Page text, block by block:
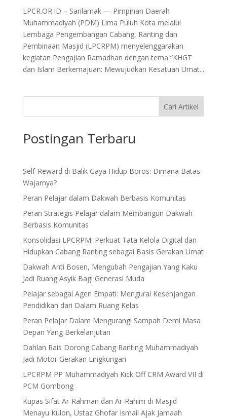
LPCR.OR.ID – Sarilamak — Pimpinan Daerah
Muhammadiyah (PDM) Lima Puluh Kota melalui
Lembaga Pengembangan Cabang, Ranting dan
Pembinaan Masjid (LPCRPM) menyelenggarakan
kegiatan Pengajian Ramadhan dengan tema “KHGT
dan Islam Berkemajuan: Mewujudkan Kesatuan Umat...
Cari Artikel
Postingan Terbaru
Self-Reward di Balik Gaya Hidup Boros: Dimana Batas
Wajarnya?
Peran Pelajar dalam Dakwah Berbasis Komunitas
Peran Strategis Pelajar dalam Membangun Dakwah
Berbasis Komunitas
Konsolidasi LPCRPM: Perkuat Tata Kelola Digital dan
Hidupkan Cabang Ranting sebagai Basis Gerakan Umat
Dakwah Anti Bosen, Mengubah Pengajian Yang Kaku
Jadi Ruang Asyik Bagi Generasi Muda
Pelajar sebagai Agen Empati: Mengurai Kesenjangan
Pendidikan dari Dalam Ruang Kelas
Peran Pelajar Dalam Mengurangi Sampah Demi Masa
Depan Yang Berkelanjutan
Dahlan Rais Dorong Cabang Ranting Muhammadiyah
Jadi Motor Gerakan Lingkungan
LPCRPM PP Muhammadiyah Kick Off CRM Award VII di
PCM Gombong
Kupas Sifat Ar-Rahman dan Ar-Rahim di Masjid
Menayu Kulon, Ustaz Ghofar Ismail Ajak Jamaah